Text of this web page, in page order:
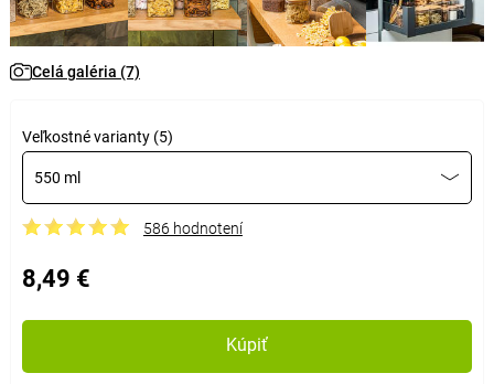
Celá galéria (7)
Veľkostné varianty (5)
550 ml
586 hodnotení
8,49 €
Kúpiť